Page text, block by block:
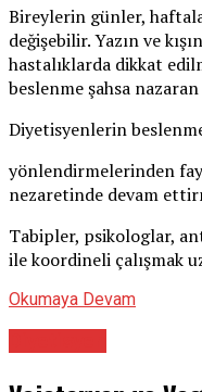
Bireylerin günler,
değişebilir. Yazın ve
hastalıklarda dikkat
beslenme şahsa
Diyetisyenlerin
yönlendirmelerinden
nezaretinde devam
Tabipler, psikologlar,
ile koordineli çalışmak
Okumaya Devam